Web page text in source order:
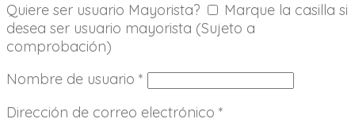
Quiere ser usuario Mayorista?
Marque la casilla si
desea ser usuario mayorista (Sujeto a
comprobación)
Nombre de usuario *
Dirección de correo electrónico *